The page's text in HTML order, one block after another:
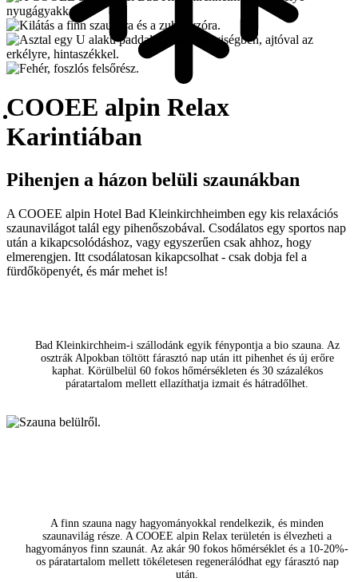
COOEE alpin Relax
Karintiában
Pihenjen a házon belüli szaunákban
A COOEE alpin Hotel Bad Kleinkirchheimben egy kis relaxációs
szaunavilágot talál egy pihenőszobával. Csodálatos egy sportos nap
után a kikapcsolódáshoz, vagy egyszerűen csak ahhoz, hogy
elmerengjen. Itt csodálatosan kikapcsolhat - csak dobja fel a
fürdőköpenyét, és már mehet is!
Bad Kleinkirchheim-i szállodánk egyik fénypontja a bio szauna. Az
osztrák Alpokban töltött fárasztó nap után itt pihenhet és új erőre
kaphat. Körülbelül 60 fokos hőmérsékleten és 30 százalékos
páratartalom mellett ellazíthatja izmait és hátradőlhet.
A finn szauna nagy hagyományokkal rendelkezik, és minden
szaunavilág része. A COOEE alpin Relax területén is élvezheti a
hagyományos finn szaunát. Az akár 90 fokos hőmérséklet és a 10-20%-
os páratartalom mellett tökéletesen regenerálódhat egy fárasztó nap
után.